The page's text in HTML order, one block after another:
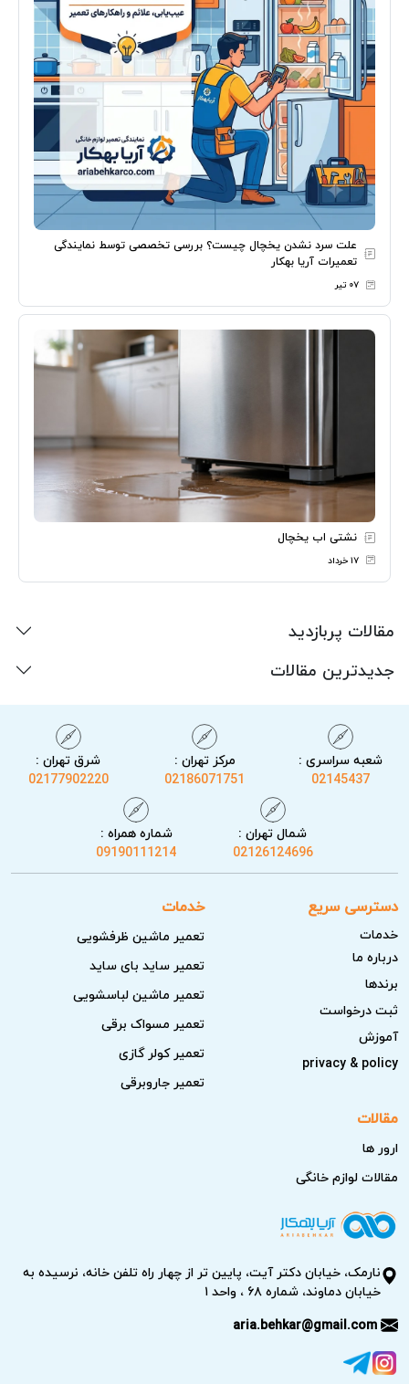
علت سرد نشدن یخچال چیست؟ بررسی تخصصی توسط نمایندگی
تعمیرات آریا بهکار
۰۷ تیر
نشتی اب یخچال
۱۷ خرداد
مقالات پربازدید
جدیدترین مقالات
شعبه سراسری :
02145437
مرکز تهران :
02186071751
شرق تهران :
02177902220
شمال تهران :
02126124696
شماره همراه :
09190111214
دسترسی سریع
خدمات
درباره ما
برندها
ثبت درخواست
آموزش
privacy & policy
خدمات
تعمیر ماشین ظرفشویی
تعمیر ساید بای ساید
تعمیر ماشین لباسشویی
تعمیر مسواک برقی
تعمیر کولر گازی
تعمیر جاروبرقی
مقالات
ارور ها
مقالات لوازم خانگی
نارمک، خیابان دکتر آیت، پایین تر از چهار راه تلفن خانه، نرسیده به
خیابان دماوند، شماره ۶۸ ، واحد ۱
aria.behkar@gmail.com